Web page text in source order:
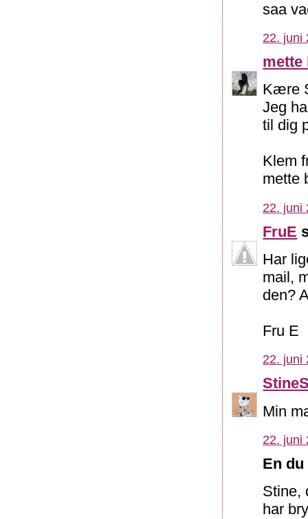
saa
22. juni
mette
Kære
Jeg
til dig
Klem
mette
22. juni
FruE
Har
mail,
den?
Fru E
22. juni
Min
22. juni
En
Stine,
har